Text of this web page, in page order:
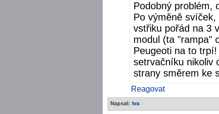
Podobný problém,
Po výměně
vstřiku pořád na 3
modul (ta "rampa"
Peugeoti na to
setrvačníku nikoliv
strany směrem ke
Reagovat
Napsal: Iva